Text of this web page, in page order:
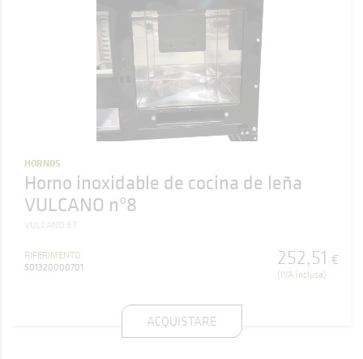
HORNOS
Horno inoxidable de cocina de leña
VULCANO nº8
VULCANO 8T
RIFERIMENTO
501320000701
252,51 €
(IVA inclusa)
ACQUISTARE